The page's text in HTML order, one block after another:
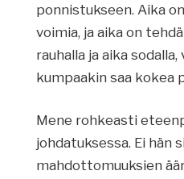
ponnistukseen. Aika
voimia, ja aika on
rauhalla ja aika
kumpaakin saa kokea
Mene rohkeasti
johdatuksessa. Ei hän
mahdottomuuksien